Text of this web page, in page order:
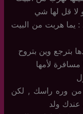
لا قل لها شي
يما هربت من البيت
بترجع وين بتروح
مسافرة لأمها
من وره راسك , لكن
عندك ولد